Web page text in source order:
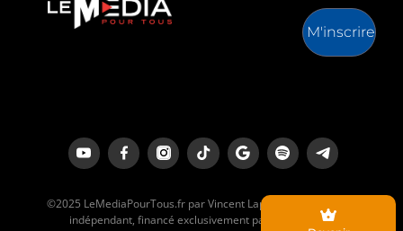
M'inscrire
©2025 LeMediaPourTous.fr par Vincent Lapierre est un média
indépendant, financé exclusivement par ses lecteurs.